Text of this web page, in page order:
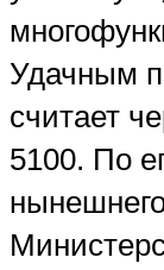
Удачным
считает
5100. По